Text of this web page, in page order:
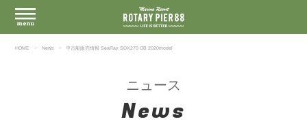
HOME News 中古艇販売情報 SeaRay SDX270 OB 2020model
ニュース
News